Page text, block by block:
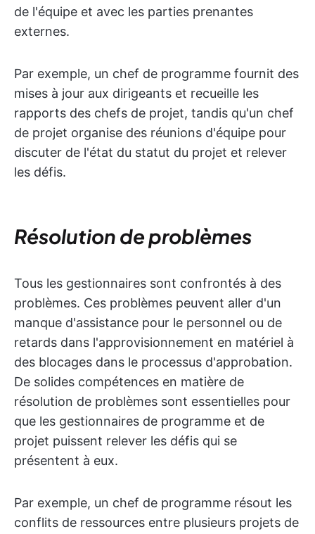
de l'équipe et avec les parties prenantes
externes.
Par exemple, un chef de programme fournit des
mises à jour aux dirigeants et recueille les
rapports des chefs de projet, tandis qu'un chef
de projet organise des réunions d'équipe pour
discuter de l'état du statut du projet et relever
les défis.
Résolution de problèmes
Tous les gestionnaires sont confrontés à des
problèmes. Ces problèmes peuvent aller d'un
manque d'assistance pour le personnel ou de
retards dans l'approvisionnement en matériel à
des blocages dans le processus d'approbation.
De solides compétences en matière de
résolution de problèmes sont essentielles pour
que les gestionnaires de programme et de
projet puissent relever les défis qui se
présentent à eux.
Par exemple, un chef de programme résout les
conflits de ressources entre plusieurs projets de